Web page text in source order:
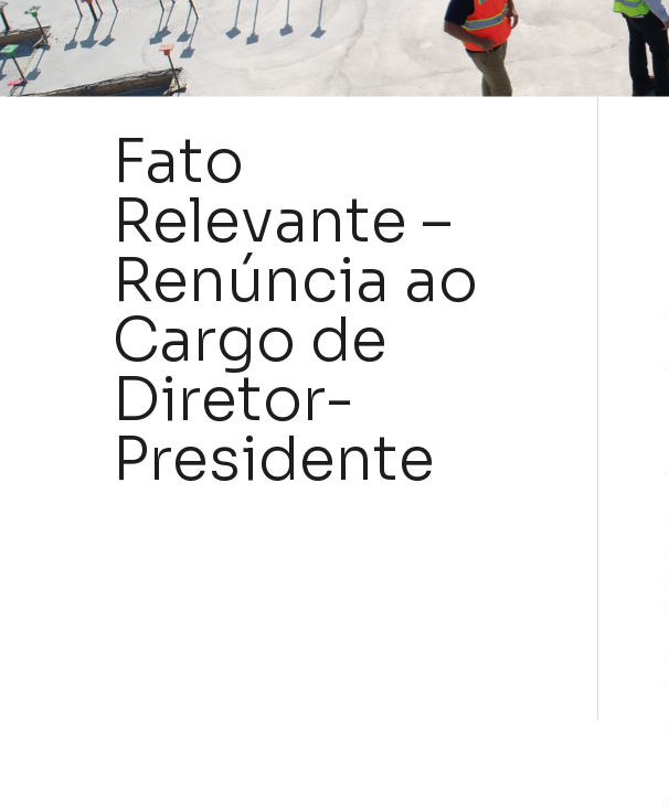
Fato
Relevante –
Renúncia ao
Cargo de
Diretor-
Presidente